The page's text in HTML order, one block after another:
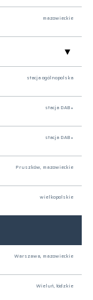
mazowieckie
stacja ogólnopolska
stacja DAB+
stacja DAB+
Pruszków, mazowieckie
wielkopolskie
Warszawa, mazowieckie
Wieluń, łódzkie